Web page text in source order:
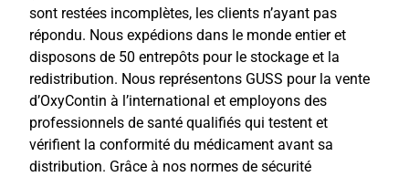
sont restées incomplètes, les clients n’ayant pas
répondu. Nous expédions dans le monde entier et
disposons de 50 entrepôts pour le stockage et la
redistribution. Nous représentons GUSS pour la vente
d’OxyContin à l’international et employons des
professionnels de santé qualifiés qui testent et
vérifient la conformité du médicament avant sa
distribution. Grâce à nos normes de sécurité